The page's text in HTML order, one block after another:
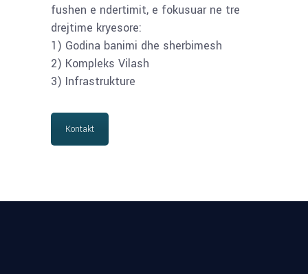
fushen e ndertimit, e fokusuar ne tre
drejtime kryesore:
1) Godina banimi dhe sherbimesh
2) Kompleks Vilash
3) Infrastrukture
Kontakt